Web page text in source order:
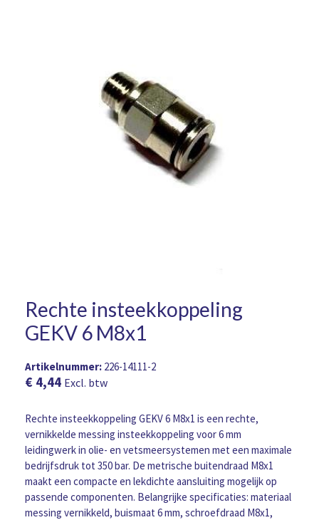
Rechte insteekkoppeling
GEKV 6 M8x1
Artikelnummer: 226-14111-2
€ 4,44 Excl. btw
Rechte insteekkoppeling GEKV 6 M8x1 is een rechte,
vernikkelde messing insteekkoppeling voor 6 mm
leidingwerk in olie- en vetsmeersystemen met een maximale
bedrijfsdruk tot 350 bar. De metrische buitendraad M8x1
maakt een compacte en lekdichte aansluiting mogelijk op
passende componenten. Belangrijke specificaties: materiaal
messing vernikkeld, buismaat 6 mm, schroefdraad M8x1,